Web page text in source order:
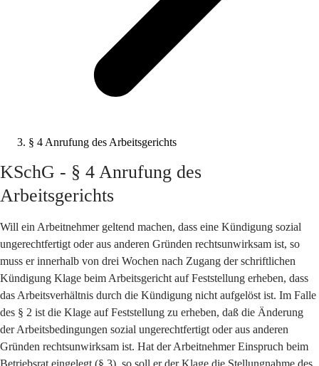
§ 4 Anrufung des Arbeitsgerichts
KSchG - § 4 Anrufung des
Arbeitsgerichts
Will ein Arbeitnehmer geltend machen, dass eine Kündigung sozial
ungerechtfertigt oder aus anderen Gründen rechtsunwirksam ist, so
muss er innerhalb von drei Wochen nach Zugang der schriftlichen
Kündigung Klage beim Arbeitsgericht auf Feststellung erheben, dass
das Arbeitsverhältnis durch die Kündigung nicht aufgelöst ist. Im Falle
des § 2 ist die Klage auf Feststellung zu erheben, daß die Änderung
der Arbeitsbedingungen sozial ungerechtfertigt oder aus anderen
Gründen rechtsunwirksam ist. Hat der Arbeitnehmer Einspruch beim
Betriebsrat eingelegt (§ 3), so soll er der Klage die Stellungnahme des